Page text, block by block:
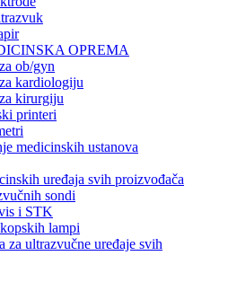
OPREMA
ob/gyn
kardiologiju
kirurgiju
printeri
medicinskih ustanova
uređaja svih proizvođača
sondi
i STK
lampi
za ultrazvučne uređaje svih